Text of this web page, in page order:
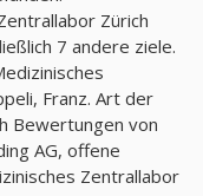
Zürich
7 andere ziele.
Bewertungen von
AG, offene
Zentrallabor